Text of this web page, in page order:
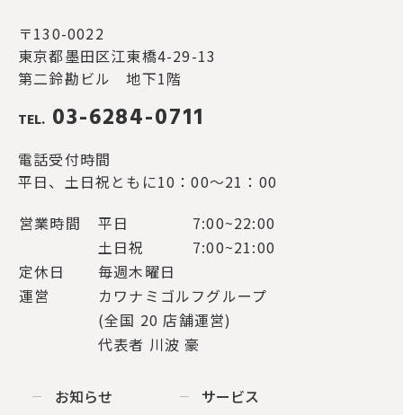
〒130-0022
東京都墨田区江東橋4-29-13
第二鈴勘ビル 地下1階
TEL. 03-6284-0711
電話受付時間
平日、土日祝ともに10：00～21：00
営業時間
平日
7:00~22:00
土日祝
7:00~21:00
定休日
毎週木曜日
運営
カワナミゴルフグループ
(全国 20 店舗運営)
代表者 川波 豪
お知らせ サービス